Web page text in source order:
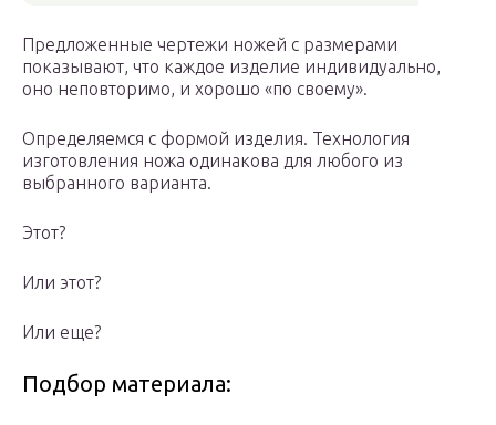
Предложенные чертежи ножей с размерами
показывают, что каждое изделие индивидуально,
оно неповторимо, и хорошо «по своему».
Определяемся с формой изделия. Технология
изготовления ножа одинакова для любого из
выбранного варианта.
Этот?
Или этот?
Или еще?
Подбор материала: